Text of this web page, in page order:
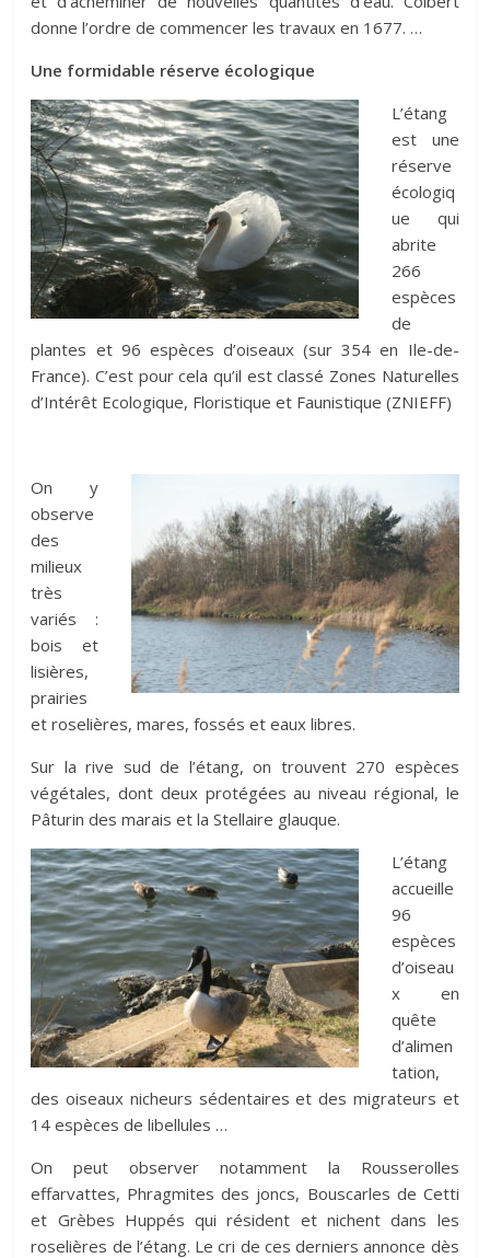
donne l’ordre de commencer les travaux en 1677. …
Une formidable réserve écologique
L’étang
est une
réserve
écologiq
ue qui
abrite
266
espèces
de
plantes et 96 espèces d’oiseaux (sur 354 en Ile-de-
France). C’est pour cela qu’il est classé Zones Naturelles
d’Intérêt Ecologique, Floristique et Faunistique (ZNIEFF)
On y
observe
des
milieux
très
variés :
bois et
lisières,
prairies
et roselières, mares, fossés et eaux libres.
Sur la rive sud de l’étang, on trouvent 270 espèces
végétales, dont deux protégées au niveau régional, le
Pâturin des marais et la Stellaire glauque.
L’étang
accueille
96
espèces
d’oiseau
x en
quête
d’alimen
tation,
des oiseaux nicheurs sédentaires et des migrateurs et
14 espèces de libellules …
On peut observer notamment la Rousserolles
effarvattes, Phragmites des joncs, Bouscarles de Cetti
et Grèbes Huppés qui résident et nichent dans les
roselières de l’étang. Le cri de ces derniers annonce dès